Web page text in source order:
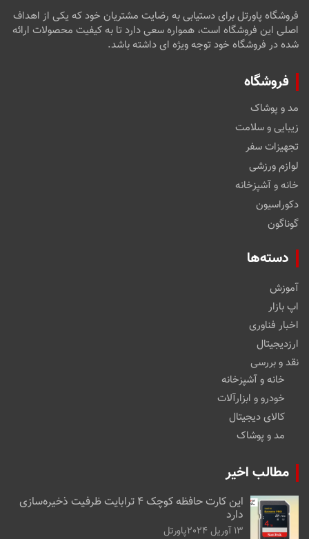
فروشگاه پاورتل برای دستیابی به رضایت مشتریان خود که یکی از اهداف
اصلی این فروشگاه است، همواره سعی دارد تا به کیفیت محصولات ارائه
شده در فروشگاه خود توجه ویژه ای داشته باشد.
فروشگاه
مد و پوشاک
زیبایی و سلامت
تجهیزات سفر
لوازم ورزشی
خانه و آشپزخانه
دکوراسیون
گوناگون
دسته‌ها
آموزش
اپ بازار
اخبار فناوری
ارزدیجیتال
نقد و بررسی
خانه و آشپزخانه
خودرو و ابزارآلات
کالای دیجیتال
مد و پوشاک
مطالب اخیر
این کارت حافظه کوچک ۴ ترابایت ظرفیت ذخیره‌سازی
دارد
13 آوریل 2024 پاورتل